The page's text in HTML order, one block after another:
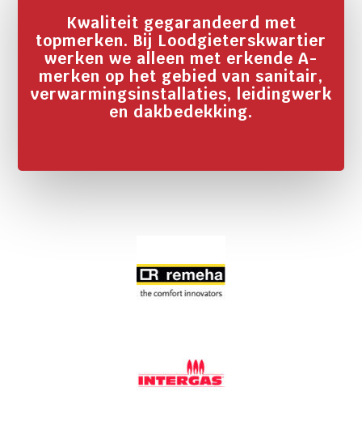
Kwaliteit gegarandeerd met
topmerken. Bij Loodgieterskwartier
werken we alleen met erkende A-
merken op het gebied van sanitair,
verwarmingsinstallaties, leidingwerk
en dakbedekking.